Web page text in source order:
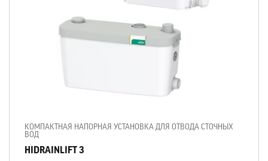
КОМПАКТНАЯ НАПОРНАЯ УСТАНОВКА ДЛЯ ОТВОДА СТОЧНЫХ
ВОД
HIDRAINLIFT 3